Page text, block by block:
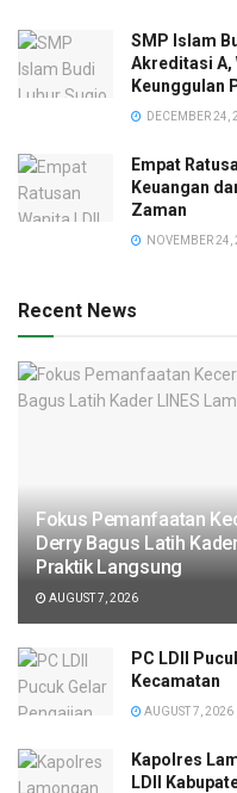
SMP Islam
Akreditasi A,
Keunggulan
DECEMBER 24,
Empat
Keuangan
Zaman
NOVEMBER 24,
Recent News
Fokus Pemanfaatan
Derry Bagus Latih
Praktik Langsung
AUGUST 7, 2026
PC LDII
Kecamatan
AUGUST 7, 2026
Kapolres
LDII